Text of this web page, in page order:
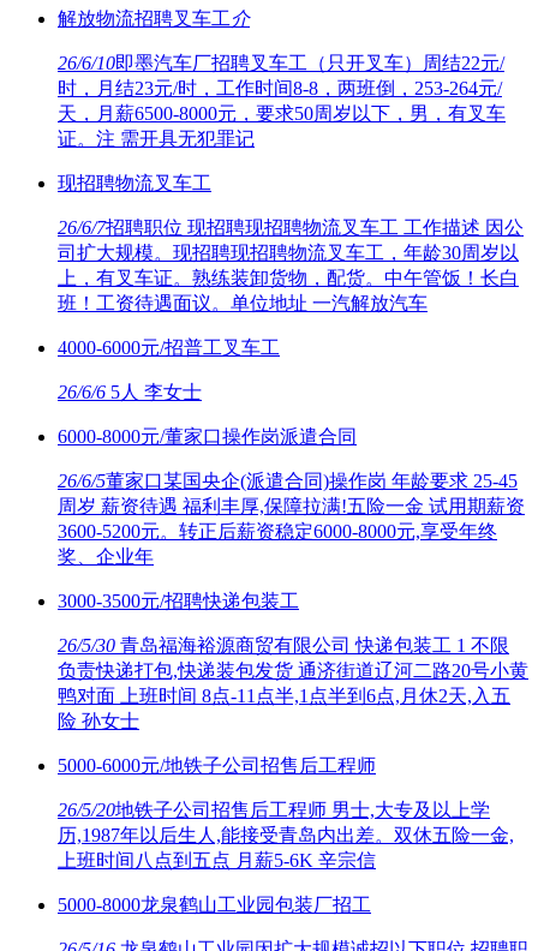
解放物流招聘叉车工介
26/6/10即墨汽车厂招聘叉车工（只开叉车）周结22元/
时，月结23元/时，工作时间8-8，两班倒，253-264元/
天，月薪6500-8000元，要求50周岁以下，男，有叉车
证。注 需开具无犯罪记
现招聘物流叉车工
26/6/7招聘职位 现招聘现招聘物流叉车工 工作描述 因公
司扩大规模。现招聘现招聘物流叉车工，年龄30周岁以
上，有叉车证。熟练装卸货物，配货。中午管饭！长白
班！工资待遇面议。单位地址 一汽解放汽车
4000-6000元/招普工叉车工
26/6/6 5人 李女士
6000-8000元/董家口操作岗派遣合同
26/6/5董家口某国央企(派遣合同)操作岗 年龄要求 25-45
周岁 薪资待遇 福利丰厚,保障拉满!五险一金 试用期薪资
3600-5200元。转正后薪资稳定6000-8000元,享受年终
奖、企业年
3000-3500元/招聘快递包装工
26/5/30 青岛福海裕源商贸有限公司 快递包装工 1 不限
负责快递打包,快递装包发货 通济街道辽河二路20号小黄
鸭对面 上班时间 8点-11点半,1点半到6点,月休2天,入五
险 孙女士
5000-6000元/地铁子公司招售后工程师
26/5/20地铁子公司招售后工程师 男士,大专及以上学
历,1987年以后生人,能接受青岛内出差。双休五险一金,
上班时间八点到五点 月薪5-6K 辛宗信
5000-8000龙泉鹤山工业园包装厂招工